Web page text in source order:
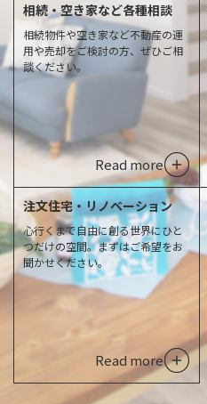
相続・空き家など各種相談
相続物件や空き家など不動産の運
用や売却をご検討の方、ぜひご相
談ください。
Read more
注文住宅・リノベーション
心行くまで自由に創る世界にひと
つだけの空間。まずはご希望をお
聞かせください。
Read more